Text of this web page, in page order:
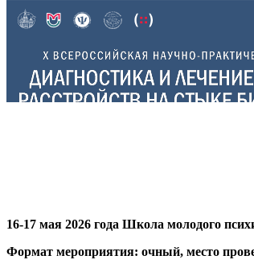
16-17 мая 2026 года Школа молодого
Формат мероприятия: очный, место